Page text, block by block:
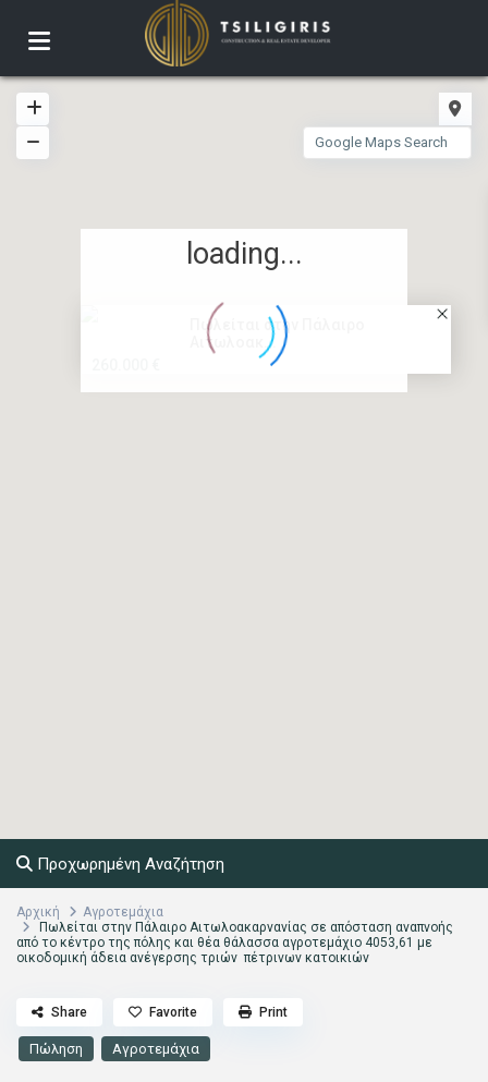
Πωλείται στην Πάλαιρο
Αιτωλοακ...
loading...
Προχωρημένη Αναζήτηση
Αρχική
Αγροτεμάχια
Πωλείται στην Πάλαιρο Αιτωλοακαρνανίας σε απόσταση αναπνοής
από το κέντρο της πόλης και θέα θάλασσα αγροτεμάχιο 4053,61 με
οικοδομική άδεια ανέγερσης τριών πέτρινων κατοικιών
Πώληση Αγροτεμάχια
Share Favorite Print